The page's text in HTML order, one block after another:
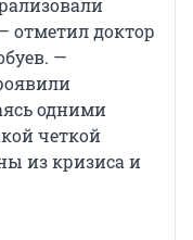
отметил доктор
—
одними
четкой
из кризиса и